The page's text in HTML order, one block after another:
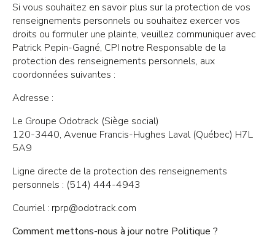
Si vous souhaitez en savoir plus sur la protection de vos
renseignements personnels ou souhaitez exercer vos
droits ou formuler une plainte, veuillez communiquer avec
Patrick Pepin-Gagné, CPI notre Responsable de la
protection des renseignements personnels, aux
coordonnées suivantes :
Adresse :
Le Groupe Odotrack (Siège social)
120-3440, Avenue Francis-Hughes Laval (Québec) H7L
5A9
Ligne directe de la protection des renseignements
personnels : (514) 444-4943
Courriel : rprp@odotrack.com
Comment mettons-nous à jour notre Politique ?